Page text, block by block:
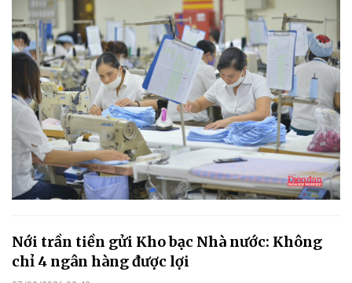
Nới trần tiền gửi Kho bạc Nhà nước: Không
chỉ 4 ngân hàng được lợi